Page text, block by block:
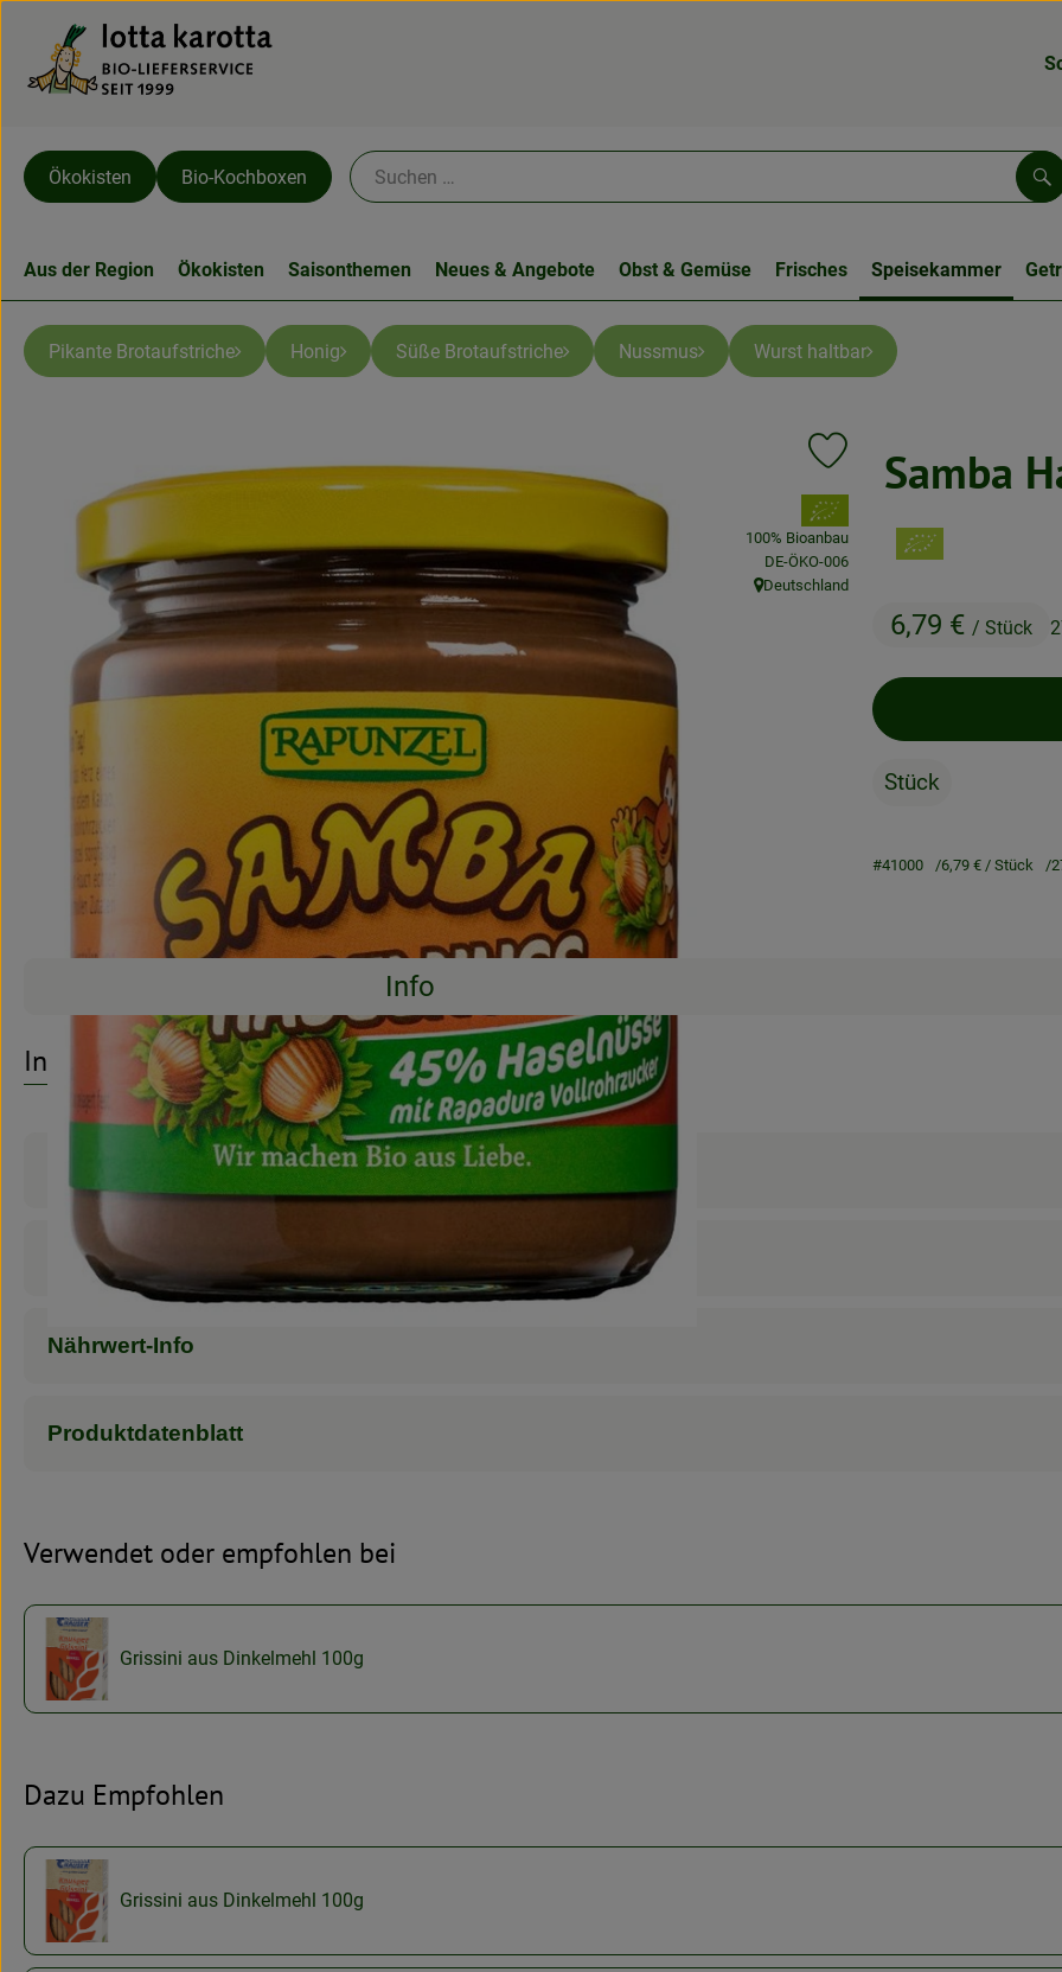
Ökokisten Bio-Kochboxen
Aus der Region Ökokisten Saisonthemen Neues & Angebote Obst & Gemüse Frisches Speisekammer
Pikante Brotaufstriche Honig Süße Brotaufstriche Nussmus Wurst haltbar
Samba
6,79 € / Stück
Produkt zu Favouriten hinzufügen
, Verband:
100% Bioanbau
, Kontrollstelle:
DE-ÖKO-006
, Herkunft:
Deutschland
Stück
#41000 6,79 € / Stück
Info
Entdecke passende RezepteEs wurden keine passenden Rezepte gefunden.
Info
Produktinformationen
Zutaten
Nährwert-Info
Produktdatenblatt
Verwendet oder empfohlen bei
Grissini aus Dinkelmehl 100g
Dazu Empfohlen
Grissini aus Dinkelmehl 100g